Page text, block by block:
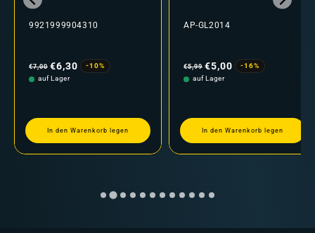
9921999904310
Preis
€7,00 €6,30
-10%
auf Lager
In den Warenkorb legen
AP-GL2014
Preis
€5,99 €5,00
-16%
auf Lager
In den Warenkorb legen